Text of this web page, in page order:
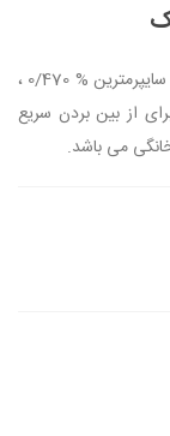
اسپری سوسک کش قرمز اتک 400 میلی لیتر حاوی ( سایپرمترین % 0/470 ،
برای از بین بردن سریع
می باشد.